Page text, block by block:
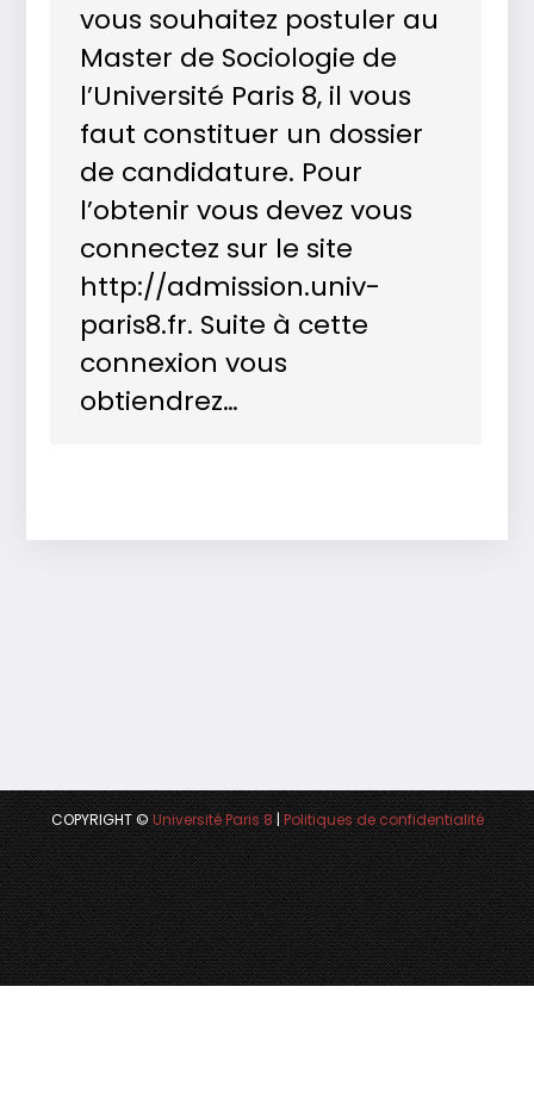
vous souhaitez postuler au
Master de Sociologie de
l’Université Paris 8, il vous
faut constituer un dossier
de candidature. Pour
l’obtenir vous devez vous
connectez sur le site
http://admission.univ-
paris8.fr. Suite à cette
connexion vous
obtiendrez…
COPYRIGHT ©Université Paris 8|Politiques de confidentialité